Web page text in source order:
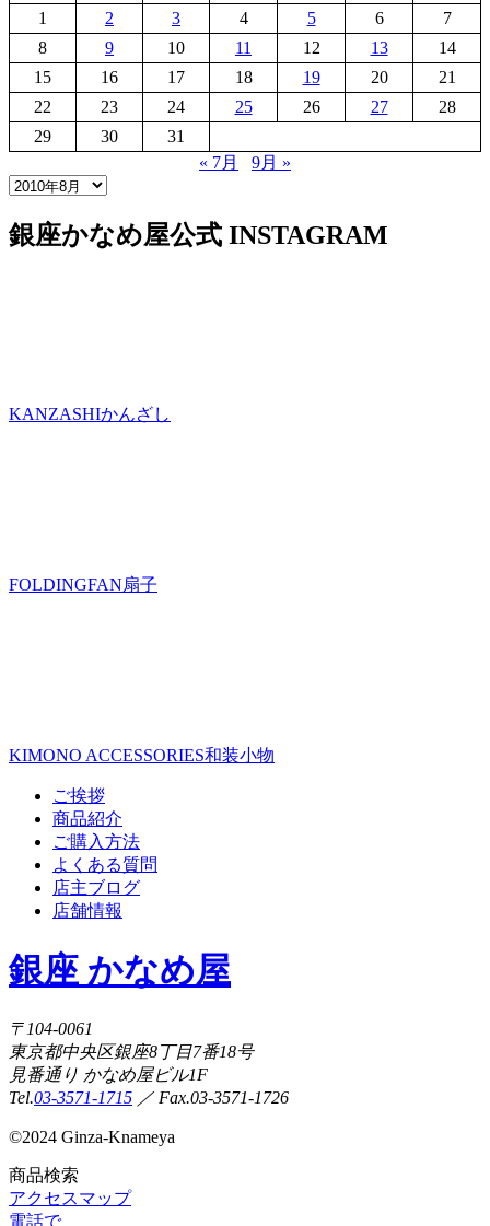
1
2 3 4 5 6
7
8
9 10 11 12 13
14
15
16 17 18 19 20
21
22
23 24 25 26 27
28
29
30
31
« 7月
9月 »
銀座かなめ屋公式 INSTAGRAM
KANZASHIかんざし
FOLDINGFAN扇子
KIMONO ACCESSORIES和装小物
ご挨拶
商品紹介
ご購入方法
よくある質問
店主ブログ
店舗情報
銀座 かなめ屋
〒104-0061
東京都中央区銀座8丁目7番18号
見番通り かなめ屋ビル1F
Tel.03-3571-1715 ／ Fax.03-3571-1726
©2024 Ginza-Knameya
商品検索
アクセスマップ
電話で